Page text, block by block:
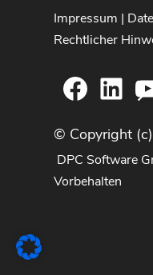
Impressum |
Rechtlicher
© Copyright (c)
DPC Software
Vorbehalten